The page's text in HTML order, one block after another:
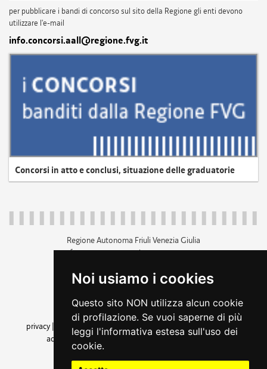
Noi usiamo i cookies
Questo sito NON utilizza alcun cookie
di profilazione. Se vuoi saperne di più
leggi l'informativa estesa sull'uso dei
cookie.
per pubblicare i bandi di concorso sul sito della Regione gli enti devono
utilizzare l'e-mail
info.concorsi.aall@regione.fvg.it
Concorsi in atto e conclusi, situazione delle graduatorie
Regione Autonoma Friuli Venezia Giulia
c.f. 80014930327; p.iva 00526040324
+39 040 3771111
amministrazione trasparente
privacy
cookie |note legali accessibilità
dichiarazione di
accessibilità| feedback
cambio preferenze cookie